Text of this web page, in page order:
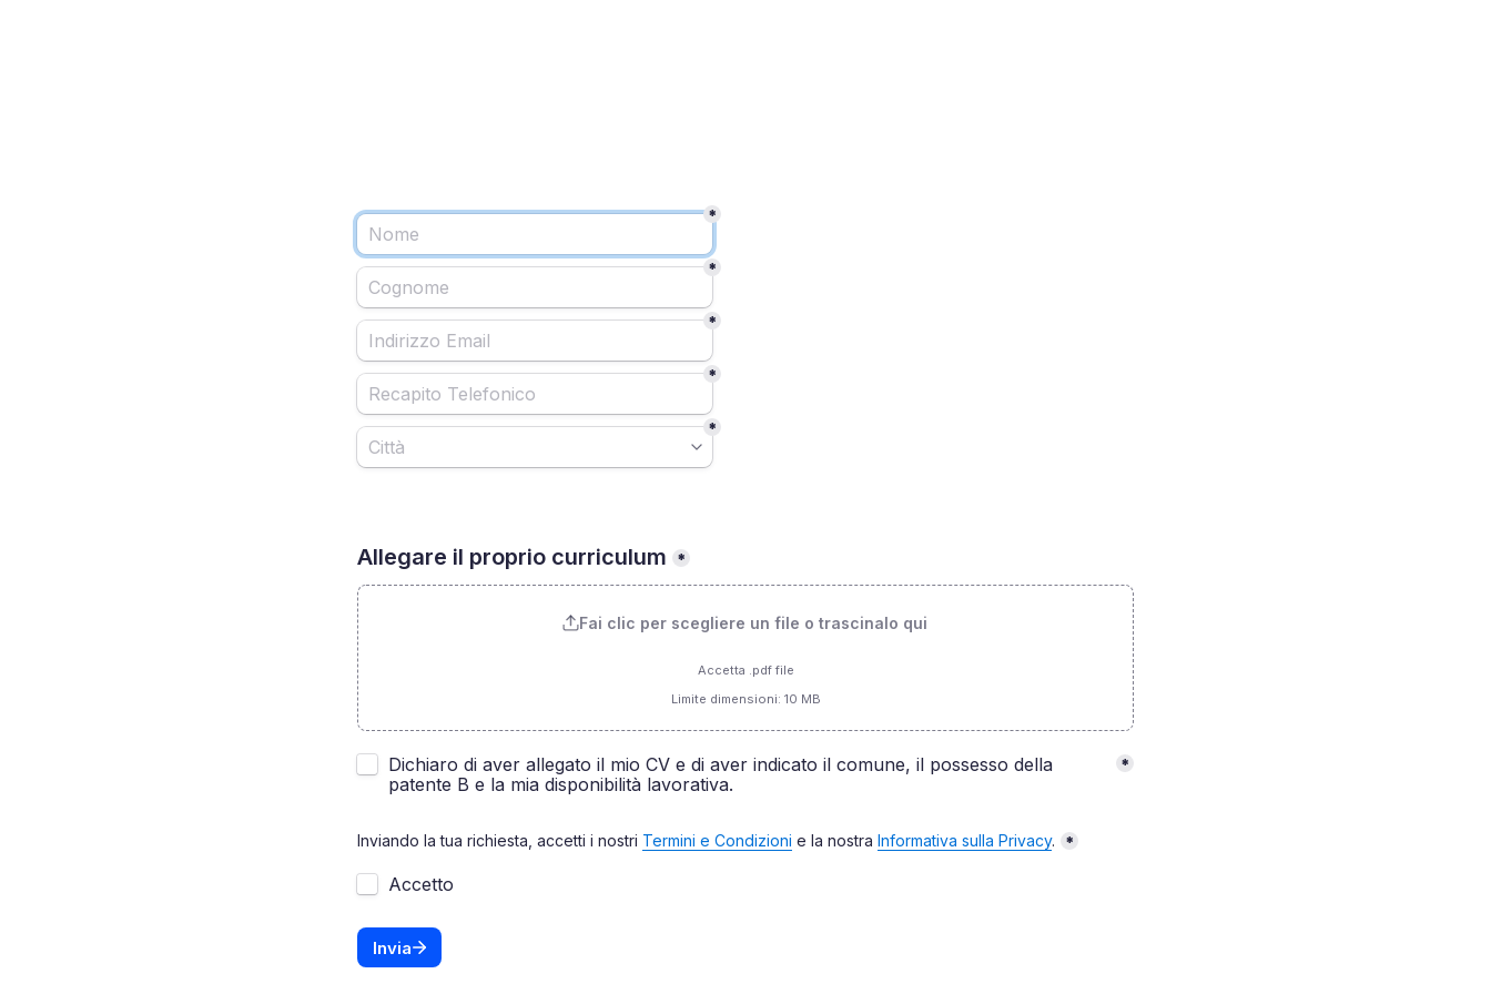
*
*
*
*
*
Allegare il proprio curriculum *
Fai clic per scegliere un file o trascinalo qui
Accetta .pdf file
Limite dimensioni: 10 MB
Untitled checkboxes field
Dichiaro di aver allegato il mio CV e di aver indicato il comune, il possesso della
patente B e la mia disponibilità lavorativa.
*
Inviando la tua richiesta, accetti i nostri Termini e Condizioni e la nostra Informativa sulla Privacy. *
Accetto
Invia